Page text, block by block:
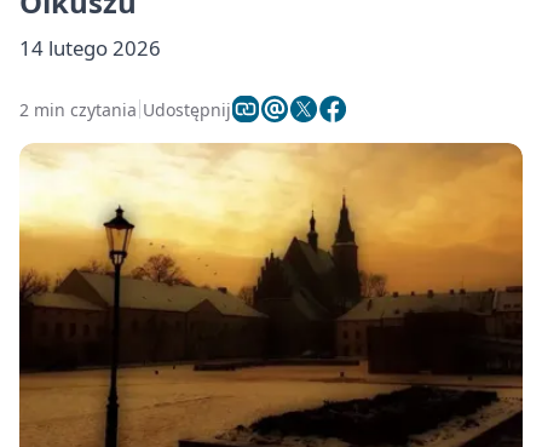
14 lutego 2026
2 min czytania Udostępnij